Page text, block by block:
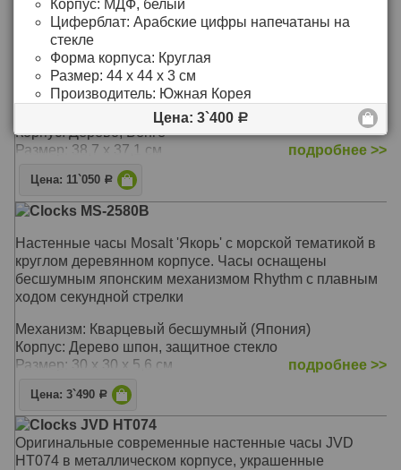
Clocks Progetti 019050WE
Кварцевые настенны часы Progetti от итальянского
дизайнера Alberto Sala , нарочитая «небрежность»
циферблата напоминающего срез пенька, лишь
подчёркивает оригинальность исполнения этих
Корпус: Дерево, Венге
Размер: 38,7 х 37,1 см
подробнее >>
Цена: 11`050 Р
Clocks MS-2580B
Настенные часы Mosalt 'Якорь' с морской тематикой в
круглом деревянном корпусе. Часы оснащены
бесшумным японским механизмом Rhythm с плавным
ходом секундной стрелки
Механизм: Кварцевый бесшумный (Япония)
Корпус: Дерево шпон, защитное стекло
Размер: 30 х 30 х 5,6 см
подробнее >>
Цена: 3`490 Р
Clocks JVD HT074
Оригинальные современные настенные часы JVD
HT074 в металлическом корпусе, украшенные
Корпус: МДФ, белый
Циферблат: Арабские цифры напечатаны на
стекле
Форма корпуса: Круглая
Размер: 44 х 44 х 3 см
Производитель: Южная Корея
Цена: 3`400 Р